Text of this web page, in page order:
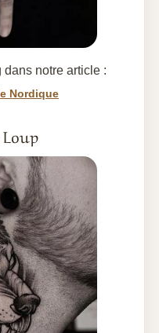
notre article :
Nordique